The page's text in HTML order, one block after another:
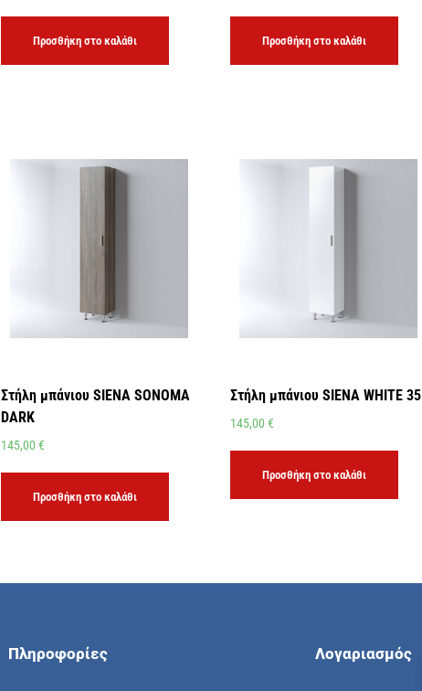
Προσθήκη στο καλάθι Προσθήκη στο καλάθι
Στήλη μπάνιου SIENA SONOMA
DARK
145,00 €
Προσθήκη στο καλάθι
Στήλη μπάνιου SIENA WHITE 35
145,00€
Προσθήκη στο καλάθι
Πληροφορίες Λογαριασμός